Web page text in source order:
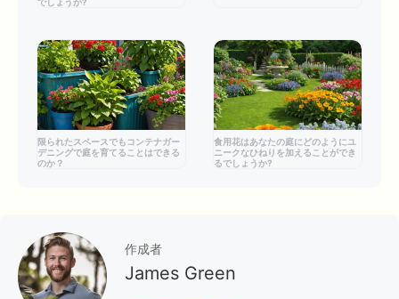
限られたスペースでもコンテナガー
デニングで庭を育てることはできる
のか？
食用花はあなたの庭にどのようにユ
ニークなひねりを加えることができ
るでしょうか?
作成者
James Green